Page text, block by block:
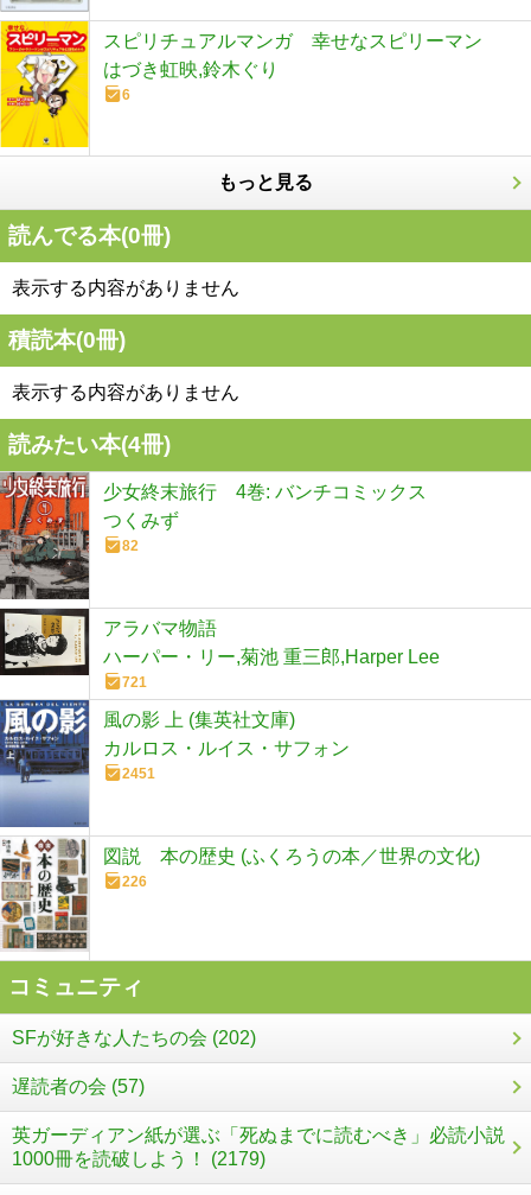
スピリチュアルマンガ 幸せなスピリーマン
はづき虹映,鈴木ぐり
6
もっと見る
読んでる本(0冊)
表示する内容がありません
積読本(0冊)
表示する内容がありません
読みたい本(4冊)
少女終末旅行 4巻: バンチコミックス
つくみず
82
アラバマ物語
ハーパー・リー,菊池 重三郎,Harper Lee
721
風の影 上 (集英社文庫)
カルロス・ルイス・サフォン
2451
図説 本の歴史 (ふくろうの本／世界の文化)
226
コミュニティ
SFが好きな人たちの会 (202)
遅読者の会 (57)
英ガーディアン紙が選ぶ「死ぬまでに読むべき」必読小説
1000冊を読破しよう！ (2179)